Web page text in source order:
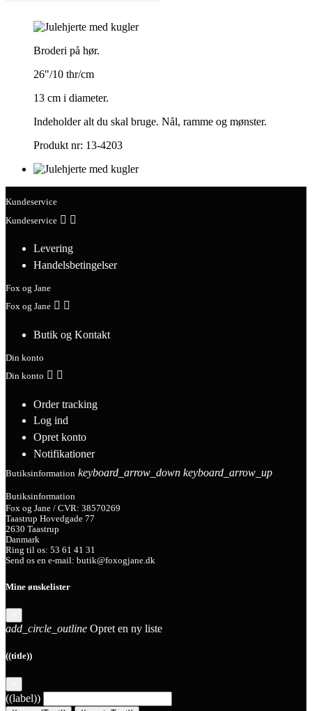
Broderi på hør.
26"/10 thr/cm
13 cm i diameter.
Indeholder alt du skal bruge. Nål, ramme og mønster.
Produkt nr: 13-4203
Kundeservice
Kundeservice  
Levering
Handelsbetingelser
Fox og Jane
Fox og Jane  
Butik og Kontakt
Din konto
Din konto  
Order tracking
Log ind
Opret konto
Notifikationer
Butiksinformation keyboard_arrow_down keyboard_arrow_up
Butiksinformation
Fox og Jane / CVR: 38570269
Taastrup Hovedgade 77
2630 Taastrup
Danmark
Ring til os: 53 61 41 31
Send os en e-mail: butik@foxogjane.dk
Mine ønskelister
add_circle_outline Opret en ny liste
((title))
((label))